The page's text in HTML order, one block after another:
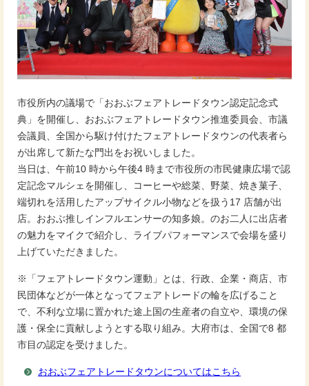
市役所内の議場で「おおぶフェアトレードタウン認定記念式
典」を開催し、おおぶフェアトレードタウン推進委員会、市議
会議員、全国から駆け付けたフェアトレードタウンの代表者ら
が出席して新たな門出をお祝いしました。
当日は、午前10 時から午後4 時まで市役所の市民健康広場で認
定記念マルシェを開催し、コーヒーや総菜、野菜、焼き菓子、
端切れを活用したアップサイクル小物などを扱う17 店舗が出
店。おおぶ推しインフルエンサーの知多娘。のお二人に出店者
の魅力をマイクで紹介し、ライブパフォーマンスで会場を盛り
上げていただきました。
※「フェアトレードタウン運動」とは、行政、企業・商店、市
民団体などが一体となってフェアトレードの輪を広げること
で、不利な立場に置かれた途上国の生産者の自立や、環境の保
護・保全に貢献しようとする取り組み。大府市は、全国で8 都
市目の認定を受けました。
おおぶフェアトレードタウンについてはこちら